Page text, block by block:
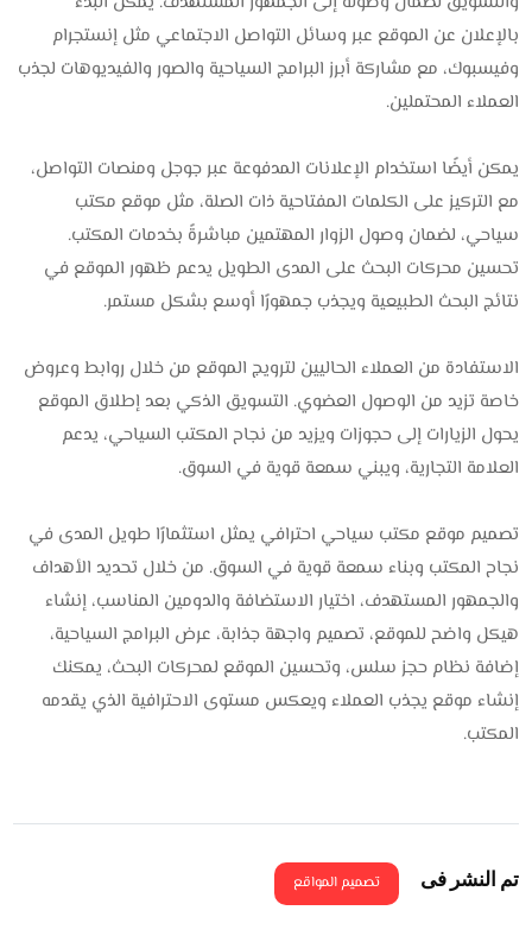
بالإعلان عن الموقع عبر وسائل التواصل الاجتماعي مثل إنستجرام
وفيسبوك، مع مشاركة أبرز البرامج السياحية والصور والفيديوهات لجذب
العملاء المحتملين.
يمكن أيضًا استخدام الإعلانات المدفوعة عبر جوجل ومنصات التواصل،
مع التركيز على الكلمات المفتاحية ذات الصلة، مثل موقع مكتب
سياحي، لضمان وصول الزوار المهتمين مباشرةً بخدمات المكتب.
تحسين محركات البحث على المدى الطويل يدعم ظهور الموقع في
نتائج البحث الطبيعية ويجذب جمهورًا أوسع بشكل مستمر.
الاستفادة من العملاء الحاليين لترويج الموقع من خلال روابط وعروض
خاصة تزيد من الوصول العضوي. التسويق الذكي بعد إطلاق الموقع
يحول الزيارات إلى حجوزات ويزيد من نجاح المكتب السياحي، يدعم
العلامة التجارية، ويبني سمعة قوية في السوق.
تصميم موقع مكتب سياحي احترافي يمثل استثمارًا طويل المدى في
نجاح المكتب وبناء سمعة قوية في السوق. من خلال تحديد الأهداف
والجمهور المستهدف، اختيار الاستضافة والدومين المناسب، إنشاء
هيكل واضح للموقع، تصميم واجهة جذابة، عرض البرامج السياحية،
إضافة نظام حجز سلس، وتحسين الموقع لمحركات البحث، يمكنك
إنشاء موقع يجذب العملاء ويعكس مستوى الاحترافية الذي يقدمه
المكتب.
تم النشر فى تصميم المواقع